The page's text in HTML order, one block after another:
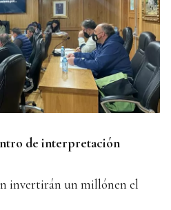
de interpretación
invertirán un millónen el